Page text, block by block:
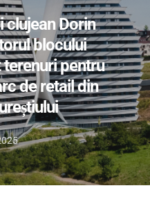
clujean Dorin
blocului
terenuri pentru
de retail din